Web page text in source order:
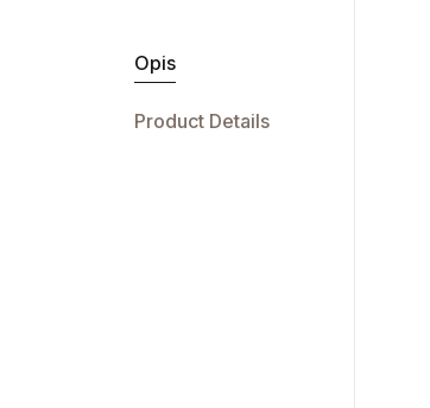
Opis
Product Details